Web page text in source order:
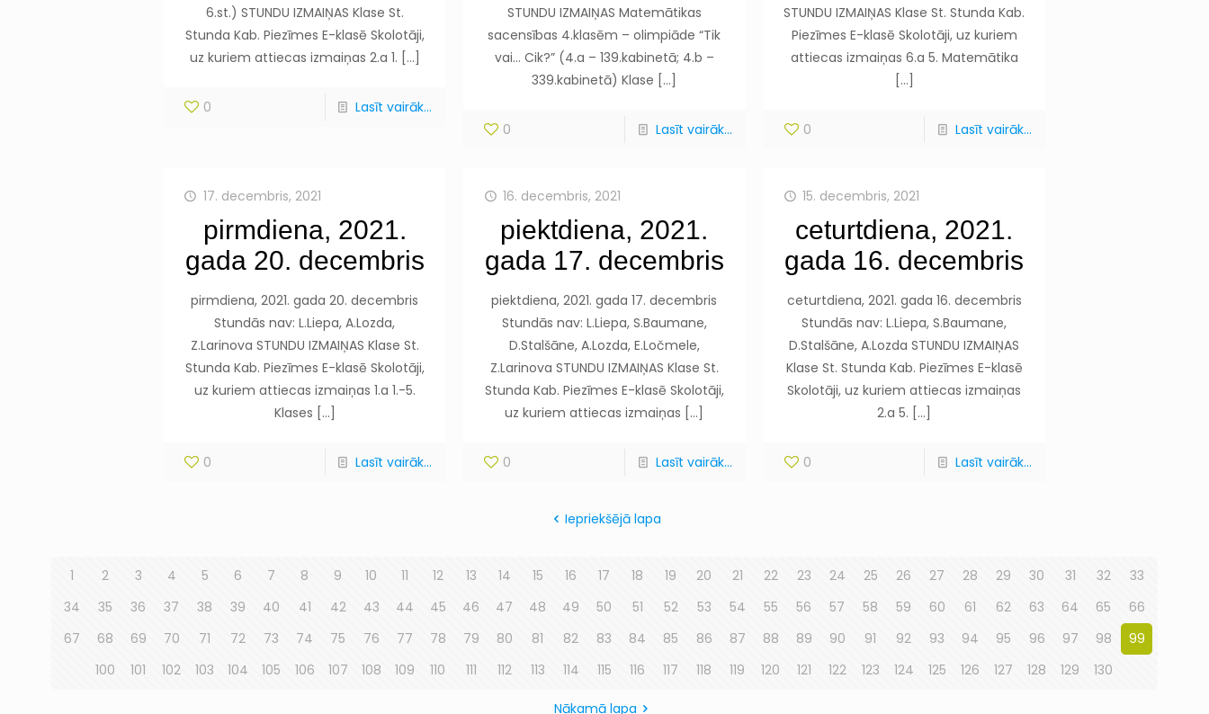
6.st.) STUNDU IZMAIŅAS Klase St.
Stunda Kab. Piezīmes E-klasē Skolotāji,
uz kuriem attiecas izmaiņas 2.a 1. […]
0 Lasīt vairāk...
STUNDU IZMAIŅAS Matemātikas
sacensības 4.klasēm – olimpiāde “Tik
vai… Cik?” (4.a – 139.kabinetā; 4.b –
339.kabinetā) Klase […]
0 Lasīt vairāk...
STUNDU IZMAIŅAS Klase St. Stunda Kab.
Piezīmes E-klasē Skolotāji, uz kuriem
attiecas izmaiņas 6.a 5. Matemātika
[…]
0 Lasīt vairāk...
17. decembris, 2021
pirmdiena, 2021.
gada 20. decembris
pirmdiena, 2021. gada 20. decembris
Stundās nav: L.Liepa, A.Lozda,
Z.Larinova STUNDU IZMAIŅAS Klase St.
Stunda Kab. Piezīmes E-klasē Skolotāji,
uz kuriem attiecas izmaiņas 1.a 1.-5.
Klases […]
0 Lasīt vairāk...
16. decembris, 2021
piektdiena, 2021.
gada 17. decembris
piektdiena, 2021. gada 17. decembris
Stundās nav: L.Liepa, S.Baumane,
D.Stalšāne, A.Lozda, E.Ločmele,
Z.Larinova STUNDU IZMAIŅAS Klase St.
Stunda Kab. Piezīmes E-klasē Skolotāji,
uz kuriem attiecas izmaiņas […]
0 Lasīt vairāk...
15. decembris, 2021
ceturtdiena, 2021.
gada 16. decembris
ceturtdiena, 2021. gada 16. decembris
Stundās nav: L.Liepa, S.Baumane,
D.Stalšāne, A.Lozda STUNDU IZMAIŅAS
Klase St. Stunda Kab. Piezīmes E-klasē
Skolotāji, uz kuriem attiecas izmaiņas
2.a 5. […]
0 Lasīt vairāk...
Iepriekšējā lapa
1 2 3 4 5 6 7 8 9 10 11 12 13 14 15 16 17 18 19 20 21 22 23 24 25 26 27 28 29 30 31 32
33
34
35 36 37 38 39 40 41 42 43 44 45 46 47 48 49 50 51 52 53 54 55 56 57 58 59 60 61 62 63 64 65
66
67
68 69 70 71 72 73 74 75 76 77 78 79 80 81 82 83 84 85 86 87 88 89 90 91 92 93 94 95 96 97 98
99
100
101 102 103 104 105 106 107 108 109 110 111 112 113 114 115 116 117 118 119 120 121 122 123 124 125 126 127 128 129 130
Nākamā lapa